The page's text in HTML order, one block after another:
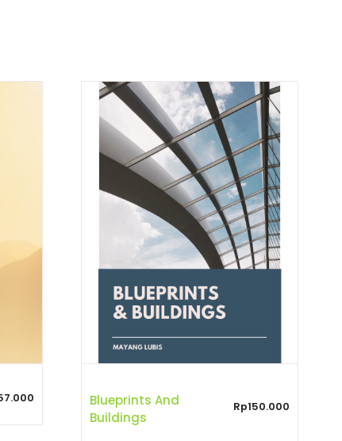
Blueprints And
Buildings
Rp150.000